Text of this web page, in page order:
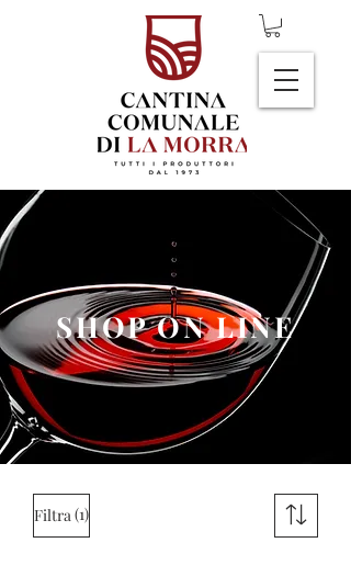
SHOP ON LINE
Filtra(1)